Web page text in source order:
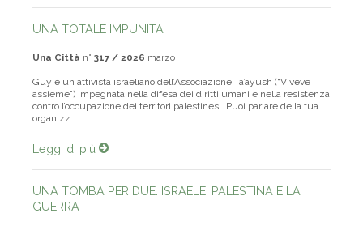
UNA TOTALE IMPUNITA'
Una Città n° 317 / 2026 marzo
Guy è un attivista israeliano dell’Associazione Ta’ayush (“Viveve
assieme”) impegnata nella difesa dei diritti umani e nella resistenza
contro l’occupazione dei territori palestinesi. Puoi parlare della tua
organizz...
Leggi di più
UNA TOMBA PER DUE. ISRAELE, PALESTINA E LA
GUERRA